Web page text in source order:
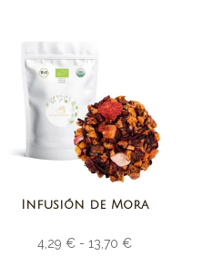
Infusión de Mora
4,29 € - 13,70 €Rango